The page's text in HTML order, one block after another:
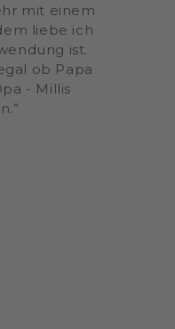
mit einem
liebe ich
ist.
ob Papa
- Millis